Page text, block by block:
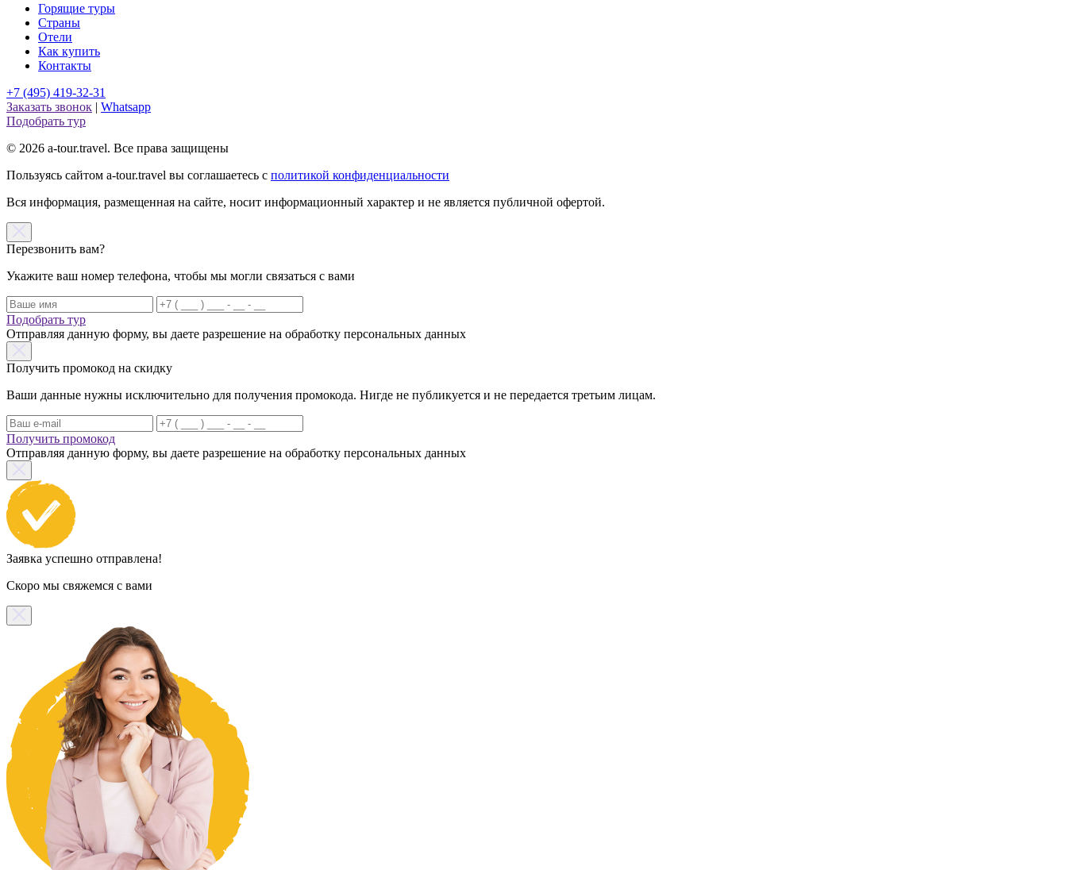
Горящие туры
Страны
Отели
Как купить
Контакты
+7 (495) 419-32-31
Заказать звонок | Whatsapp
Подобрать тур
© 2026 a-tour.travel. Все права защищены
Пользуясь сайтом a-tour.travel вы соглашаетесь с политикой конфиденциальности
Вся информация, размещенная на сайте, носит информационный характер и не является публичной офертой.
Перезвонить вам?
Укажите ваш номер телефона, чтобы мы могли связаться с вами
Подобрать тур
Отправляя данную форму, вы даете разрешение на обработку персональных данных
Получить промокод на скидку
Ваши данные нужны исключительно для получения промокода. Нигде не публикуется и не передается третьим лицам.
Получить промокод
Отправляя данную форму, вы даете разрешение на обработку персональных данных
Заявка успешно отправлена!
Скоро мы свяжемся с вами